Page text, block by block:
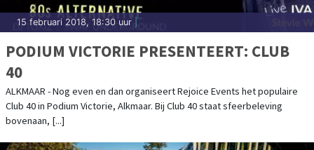
15 februari 2018, 18:30 uur
PODIUM VICTORIE PRESENTEERT: CLUB
40
ALKMAAR - Nog even en dan organiseert Rejoice Events het populaire
Club 40 in Podium Victorie, Alkmaar. Bij Club 40 staat sfeerbeleving
bovenaan, [...]